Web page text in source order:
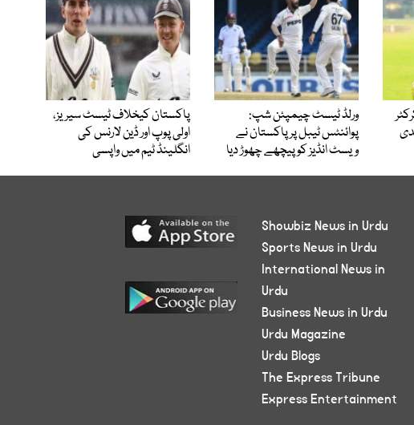
ورلڈ ٹیسٹ چیمپئن شپ:
پوائنٹس ٹیبل پر پاکستان نے
ویسٹ انڈیز کو پیچھے چھوڑ دیا
پاکستان کیخلاف ٹیسٹ سیریز،
اولی پوپ اور ڈین لارنس کی
انگلینڈ ٹیم میں واپسی
Showbiz News in Urdu
Sports News in Urdu
International News in
Urdu
Business News in Urdu
Urdu Magazine
Urdu Blogs
The Express Tribune
Express Entertainment